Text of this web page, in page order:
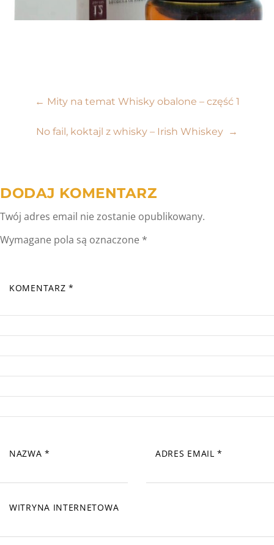
Nawigacja
wpisu
← Mity na temat Whisky obalone – część 1
No fail, koktajl z whisky – Irish Whiskey →
DODAJ KOMENTARZ
Twój adres email nie zostanie opublikowany.
Wymagane pola są oznaczone *
KOMENTARZ *
NAZWA* ADRES EMAIL*
WITRYNA INTERNETOWA